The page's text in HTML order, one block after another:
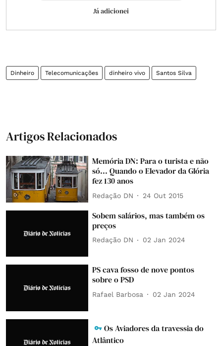
Já adicionei
Dinheiro Telecomunicações dinheiro vivo Santos Silva
Artigos Relacionados
Memória DN: Para o turista e não
só... Quando o Elevador da Glória
fez 130 anos
Redação DN 24 Out 2015
Sobem salários, mas também os
preços
Redação DN 02 Jan 2024
PS cava fosso de nove pontos
sobre o PSD
Rafael Barbosa 02 Jan 2024
Os Aviadores da travessia do
Atlântico